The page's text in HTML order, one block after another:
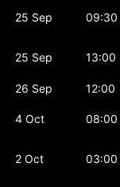
25 Sep 09:30
25 Sep 13:00
26 Sep
12:00
4 Oct 08:00
2 Oct 03:00